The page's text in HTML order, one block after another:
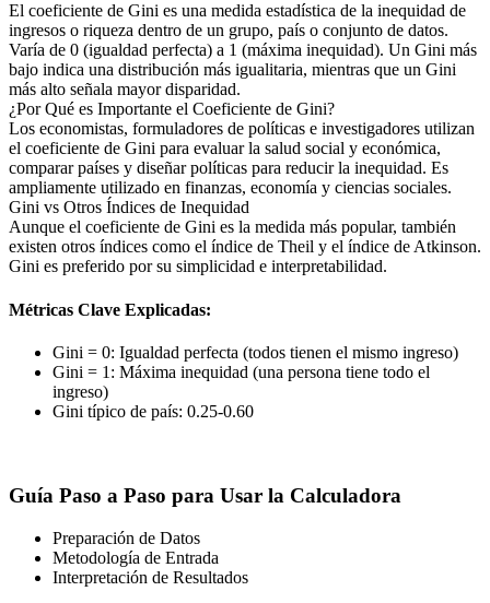
El coeficiente de Gini es una medida estadística de la inequidad de
ingresos o riqueza dentro de un grupo, país o conjunto de datos.
Varía de 0 (igualdad perfecta) a 1 (máxima inequidad). Un Gini más
bajo indica una distribución más igualitaria, mientras que un Gini
más alto señala mayor disparidad.
¿Por Qué es Importante el Coeficiente de Gini?
Los economistas, formuladores de políticas e investigadores utilizan
el coeficiente de Gini para evaluar la salud social y económica,
comparar países y diseñar políticas para reducir la inequidad. Es
ampliamente utilizado en finanzas, economía y ciencias sociales.
Gini vs Otros Índices de Inequidad
Aunque el coeficiente de Gini es la medida más popular, también
existen otros índices como el índice de Theil y el índice de Atkinson.
Gini es preferido por su simplicidad e interpretabilidad.
Métricas Clave Explicadas:
Gini = 0: Igualdad perfecta (todos tienen el mismo ingreso)
Gini = 1: Máxima inequidad (una persona tiene todo el
ingreso)
Gini típico de país: 0.25-0.60
Guía Paso a Paso para Usar la Calculadora
Preparación de Datos
Metodología de Entrada
Interpretación de Resultados